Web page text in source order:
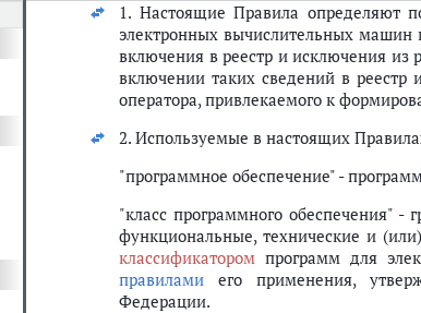
1. Настоящие Правила определяют
электронных вычислительных машин
включения в реестр и исключения из
включении таких сведений в реестр
оператора, привлекаемого к
2. Используемые в настоящих
"программное обеспечение" -
"класс программного обеспечения" -
функциональные, технические и
классификатором программ для
правилами его применения,
Федерации.